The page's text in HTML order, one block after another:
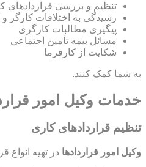
تنظیم و بررسی قراردادهای
رسیدگی به اختلافات کارگر و
پیگیری مطالبات کارگری
مسائل بیمه تأمین اجتماعی
شکایت از کارفرما
به شما کمک کنند.
خدمات وکیل امور
تنظیم قراردادهای کاری
وکیل امور قراردادها در تهیه انواع